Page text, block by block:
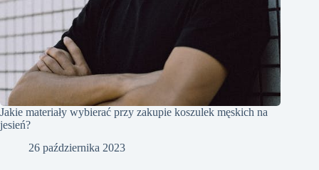
Jakie materiały wybierać przy zakupie koszulek męskich na
jesień?
26 października 2023